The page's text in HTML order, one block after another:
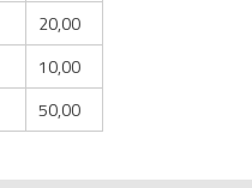
20,00
10,00
50,00